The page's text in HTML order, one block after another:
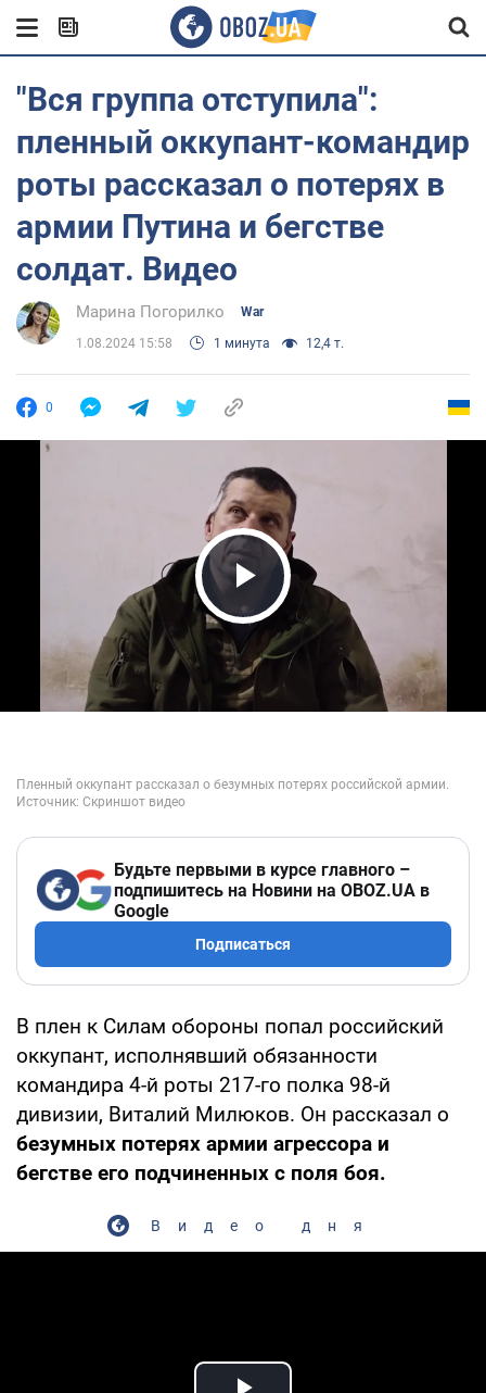
"Вся группа отступила":
пленный оккупант-командир
роты рассказал о потерях в
армии Путина и бегстве
солдат. Видео
Марина Погорилко War
1.08.2024 15:58 1 минута 12,4 т.
0
Play Video
Будьте первыми в курсе главного –
подпишитесь на Новини на OBOZ.UA в
Google
Подписаться
В плен к Силам обороны попал российский
оккупант, исполнявший обязанности
командира 4-й роты 217-го полка 98-й
дивизии, Виталий Милюков. Он рассказал о
безумных потерях армии агрессора и
бегстве его подчиненных с поля боя.
Видео дня